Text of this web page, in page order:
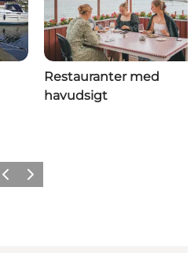
Restauranter med
havudsigt
ForrigeNæste